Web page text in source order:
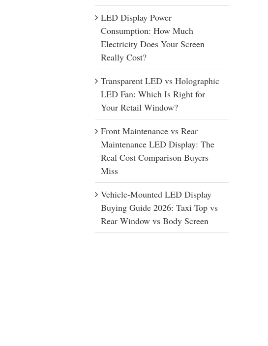
LED Display Power
Consumption: How Much
Electricity Does Your Screen
Really Cost?
Transparent LED vs Holographic
LED Fan: Which Is Right for
Your Retail Window?
Front Maintenance vs Rear
Maintenance LED Display: The
Real Cost Comparison Buyers
Miss
Vehicle-Mounted LED Display
Buying Guide 2026: Taxi Top vs
Rear Window vs Body Screen